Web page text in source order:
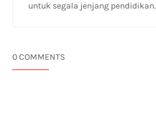
untuk segala jenjang pendidikan.
0 COMMENTS